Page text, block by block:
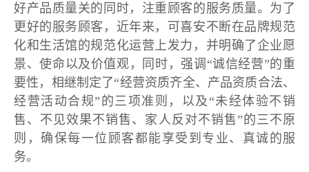
好产品质量关的同时，注重顾客的服务质量。为了
更好的服务顾客，近年来，可喜安不断在品牌规范
化和生活馆的规范化运营上发力，并明确了企业愿
景、使命以及价值观，同时，强调“诚信经营”的重
要性，相继制定了“经营资质齐全、产品资质合法、
经营活动合规”的三项准则，以及“未经体验不销
售、不见效果不销售、家人反对不销售”的三不原
则，确保每一位顾客都能享受到专业、真诚的服
务。